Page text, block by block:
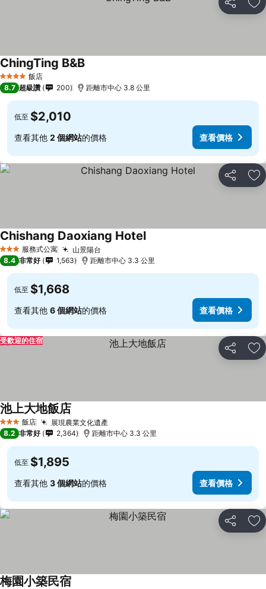
分享 加
4 星級 飯店
ChingTing B&B查看價格
8.7 超級讚 200 距離市中心 3.8 公里
低至 $2,010
查看其他 2 個網站的價格 查看價格
分享 加
3 星級 服務式公寓 山景陽台
Chishang Daoxiang Hotel查看價格
8.4 非常好 1,563 距離市中心 3.3 公里
低至 $1,668
查看其他 6 個網站的價格 查看價格
分享 加
受歡迎的住宿
3 星級 飯店 展現農業文化遺產查看價格
池上大地飯店
8.2 非常好 2,364 距離市中心 3.3 公里
低至 $1,895
查看其他 3 個網站的價格 查看價格
分享 加
梅園小築民宿